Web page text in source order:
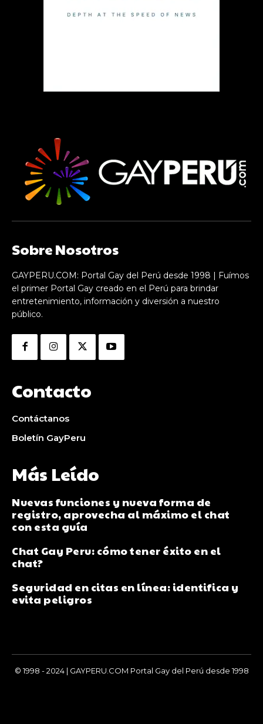
Sobre Nosotros
GAYPERU.COM: Portal Gay del Perú desde 1998 | Fuímos
el primer Portal Gay creado en el Perú para brindar
entretenimiento, información y diversión a nuestro
público.
Contacto
Contáctanos
Boletín GayPeru
Más Leído
Nuevas funciones y nueva forma de
registro, aprovecha al máximo el chat
con esta guía
Chat Gay Peru: cómo tener éxito en el
chat?
Seguridad en citas en línea: identifica y
evita peligros
© 1998 - 2024 | GAYPERU.COM Portal Gay del Perú desde 1998